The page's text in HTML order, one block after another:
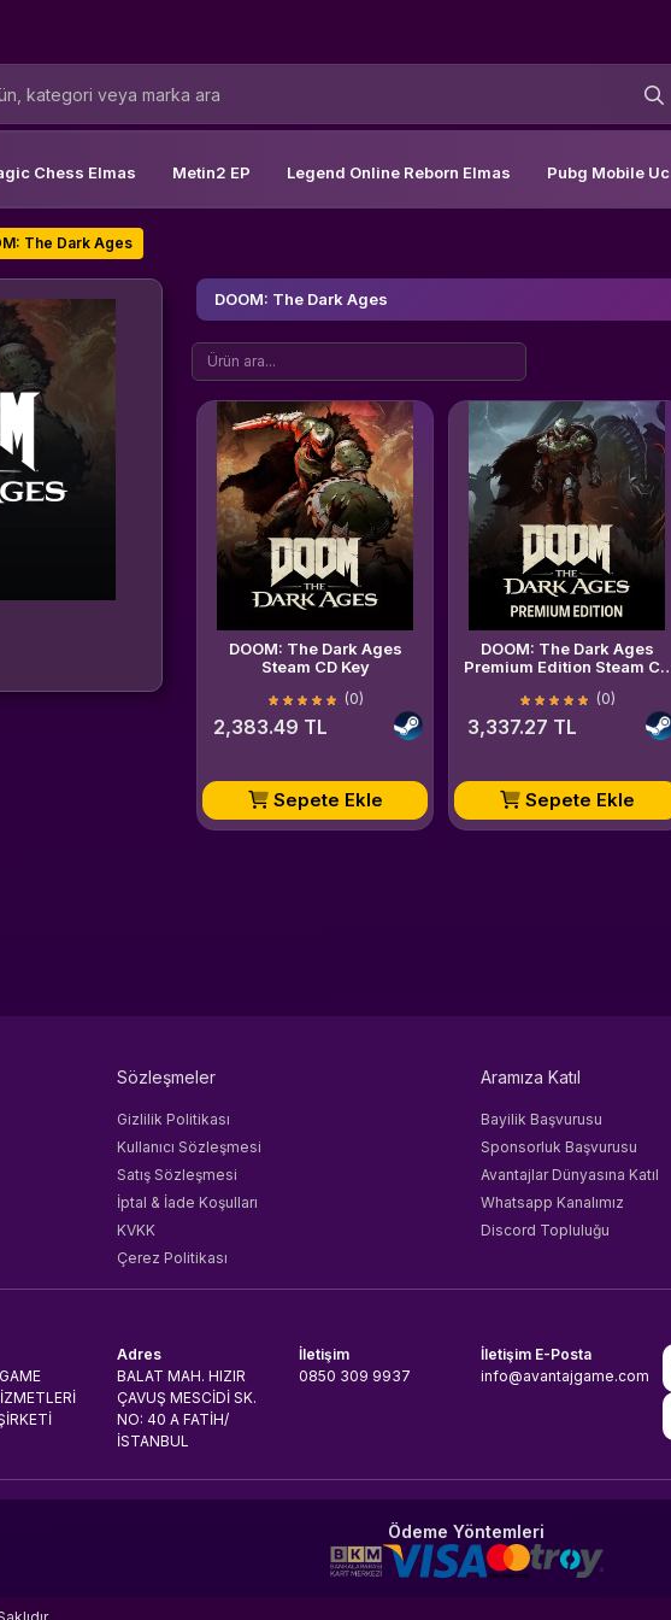
Chess Elmas Metin2 EP Legend Online Reborn Elmas Pubg Mobile Uc
The Dark Ages
DOOM: The Dark Ages
DOOM: The Dark Ages
Steam CD Key
(0)
2,383.49 TL
Sepete Ekle
DOOM: The Dark Ages
Premium Edition Steam CD
(0)
3,337.27 TL
Sepete Ekle
Sözleşmeler
Gizlilik Politikası
Kullanıcı Sözleşmesi
Satış Sözleşmesi
İptal & İade Koşulları
KVKK
Çerez Politikası
Aramıza Katıl
Bayilik Başvurusu
Sponsorluk Başvurusu
Avantajlar Dünyasına Katıl
Whatsapp Kanalımız
Discord Topluluğu
Adres
BALAT MAH. HIZIR
ÇAVUŞ MESCİDİ SK.
NO: 40 A FATİH/
İSTANBUL
İletişim
0850 309 9937
İletişim E-Posta
info@avantajgame.com
Ödeme Yöntemleri